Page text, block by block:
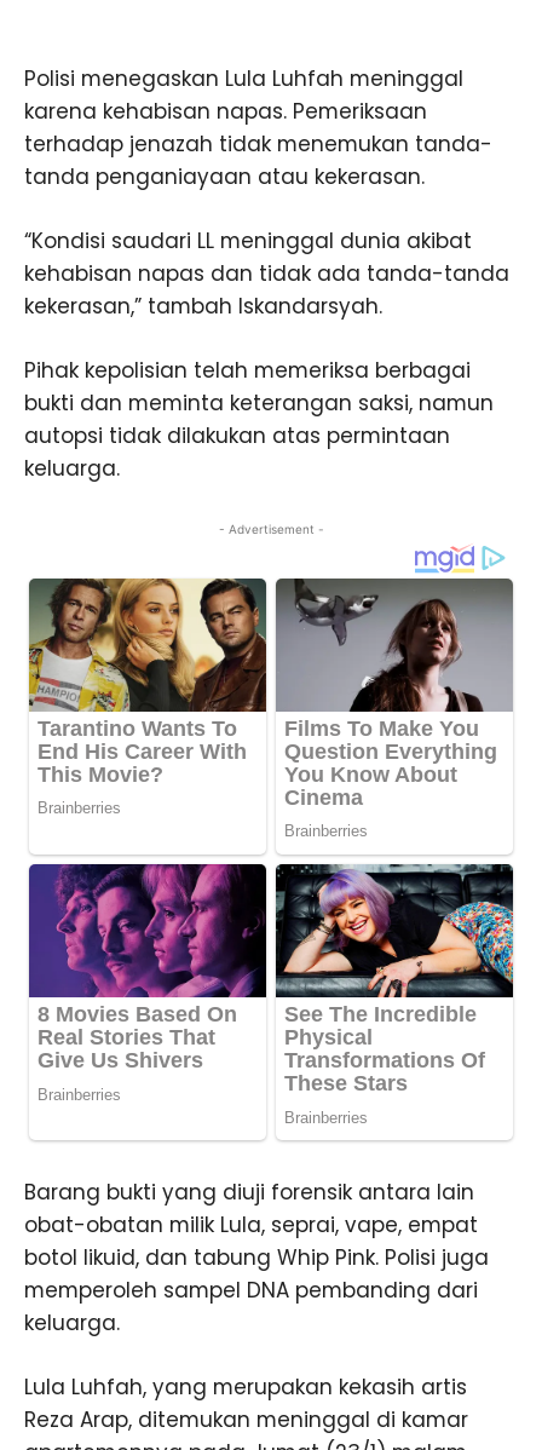
Polisi menegaskan Lula Luhfah meninggal
karena kehabisan napas. Pemeriksaan
terhadap jenazah tidak menemukan tanda-
tanda penganiayaan atau kekerasan.
“Kondisi saudari LL meninggal dunia akibat
kehabisan napas dan tidak ada tanda-tanda
kekerasan,” tambah Iskandarsyah.
Pihak kepolisian telah memeriksa berbagai
bukti dan meminta keterangan saksi, namun
autopsi tidak dilakukan atas permintaan
keluarga.
- Advertisement -
Barang bukti yang diuji forensik antara lain
obat-obatan milik Lula, seprai, vape, empat
botol likuid, dan tabung Whip Pink. Polisi juga
memperoleh sampel DNA pembanding dari
keluarga.
Lula Luhfah, yang merupakan kekasih artis
Reza Arap, ditemukan meninggal di kamar